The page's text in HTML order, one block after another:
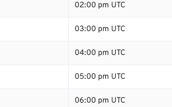
02:00 pm UTC
03:00 pm UTC
04:00 pm UTC
05:00 pm UTC
06:00 pm UTC